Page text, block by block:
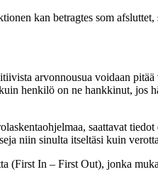
kan betragtes som
arvonnousua voidaan
henkilö on ne hankkinut, jos
saattavat
niin sinulta itseltäsi kuin
(First In – First Out), jonka